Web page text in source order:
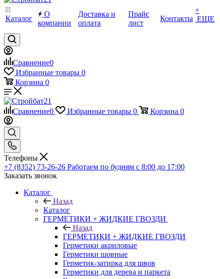
Каталог
О
компании
Доставка и
оплата
Прайс
лист
Контакты
+
ЕЩЕ
Сравнение0
Избранные товары 0
Корзина 0
Сравнение0 Избранные товары 0 Корзина 0
Телефоны
+7 (8352) 73-26-26 Работаем по будням с 8:00 до 17:00
Заказать звонок
Каталог
Назад
Каталог
ГЕРМЕТИКИ + ЖИДКИЕ ГВОЗДИ
Назад
ГЕРМЕТИКИ + ЖИДКИЕ ГВОЗДИ
Герметики акриловые
Герметики шовные
Герметик-затирка для швов
Герметики для дерева и паркета